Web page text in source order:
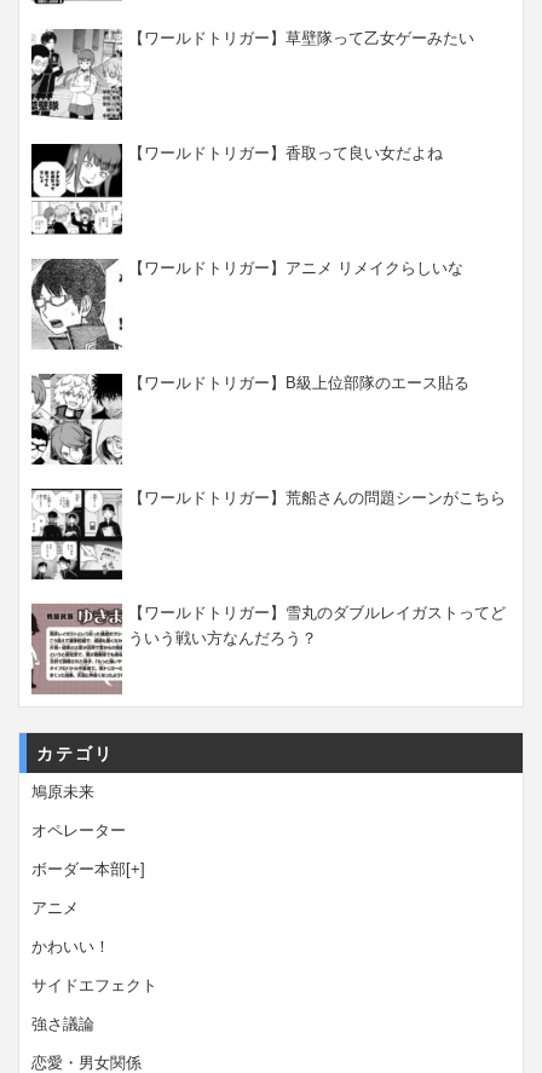
【ワールドトリガー】草壁隊って乙女ゲーみたい
【ワールドトリガー】香取って良い女だよね
【ワールドトリガー】アニメ リメイクらしいな
【ワールドトリガー】B級上位部隊のエース貼る
【ワールドトリガー】荒船さんの問題シーンがこちら
【ワールドトリガー】雪丸のダブルレイガストってど
ういう戦い方なんだろう？
カテゴリ
鳩原未来
オペレーター
ボーダー本部[+]
アニメ
かわいい！
サイドエフェクト
強さ議論
恋愛・男女関係